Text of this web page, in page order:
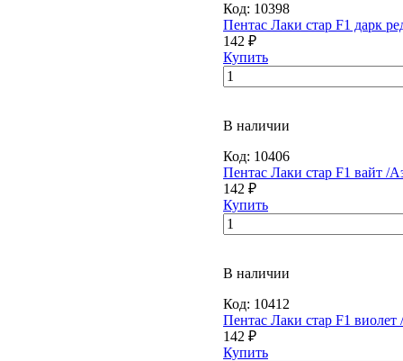
Код: 10398
Пентас Лаки стар F1 дарк
142 ₽
Купить
В наличии
Код: 10406
Пентас Лаки стар F1 вайт /
142 ₽
Купить
В наличии
Код: 10412
Пентас Лаки стар F1 виолет
142 ₽
Купить